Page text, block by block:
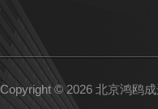
Copyright © 2026 北京鸿鸥